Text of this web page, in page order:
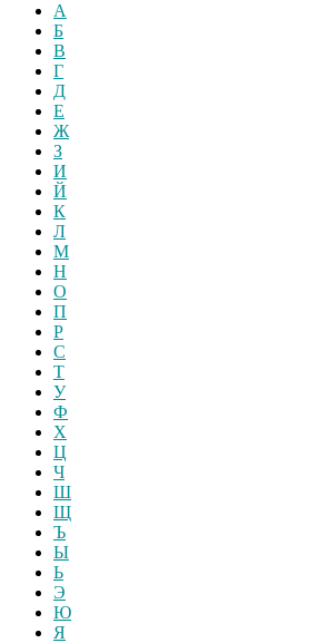
А
Б
В
Г
Д
Е
Ж
З
И
Й
К
Л
М
Н
О
П
Р
С
Т
У
Ф
Х
Ц
Ч
Ш
Щ
Ъ
Ы
Ь
Э
Ю
Я